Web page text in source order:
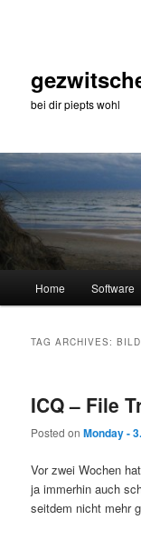
bei dir piepts wohl
Home Software
TAG ARCHIVES:
ICQ – File
Posted onMonday -
Vor zwei Wochen
ja immerhin auch
seitdem nicht mehr